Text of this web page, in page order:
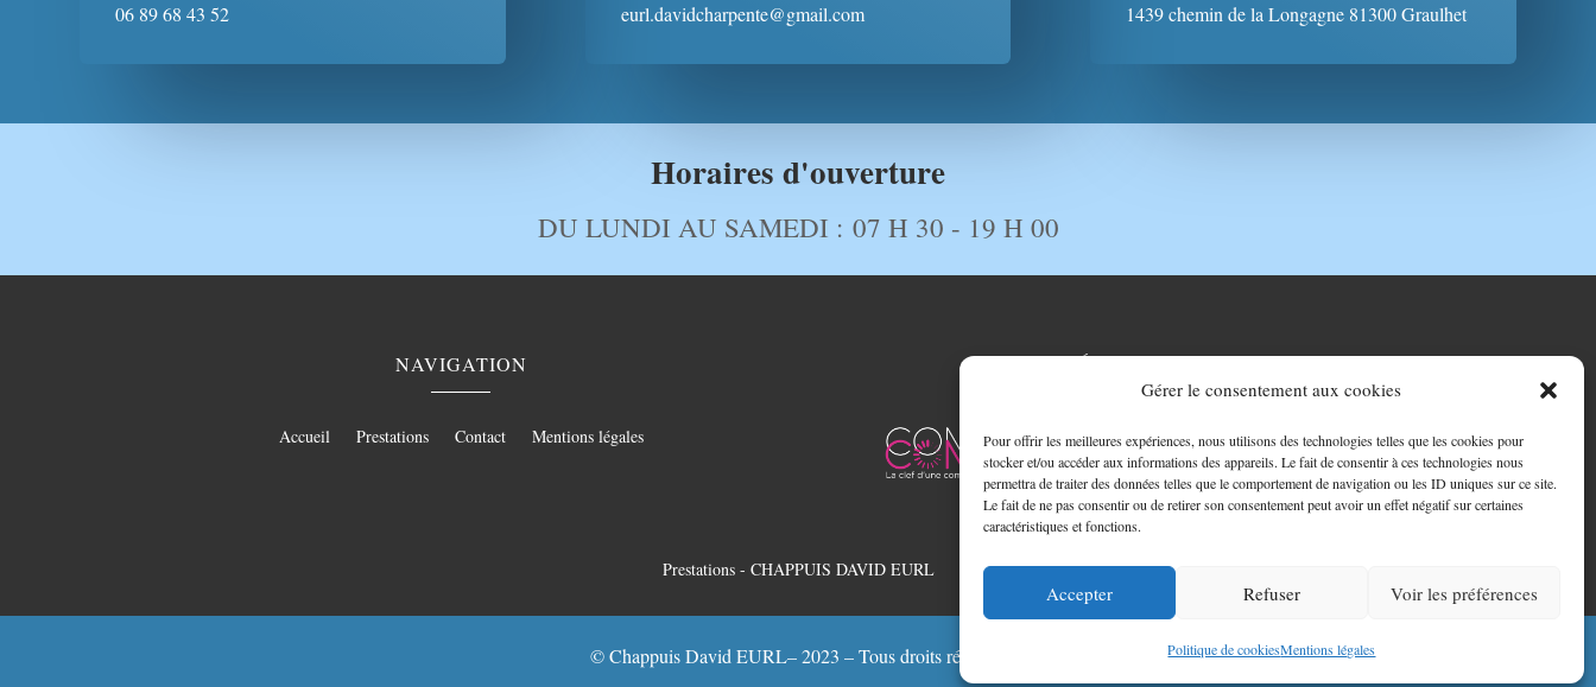
Gérer le consentement aux cookies
Pour offrir les meilleures expériences, nous utilisons des technologies telles que les cookies pour
stocker et/ou accéder aux informations des appareils. Le fait de consentir à ces technologies nous
permettra de traiter des données telles que le comportement de navigation ou les ID uniques sur ce site.
Le fait de ne pas consentir ou de retirer son consentement peut avoir un effet négatif sur certaines
caractéristiques et fonctions.
Accepter Refuser Voir les préférences
Politique de cookiesMentions légales
06 89 68 43 52 eurl.davidcharpente@gmail.com 1439 chemin de la Longagne 81300 Graulhet
Horaires d'ouverture
DU LUNDI AU SAMEDI : 07 H 30 - 19 H 00
NAVIGATION
Accueil Prestations Contact Mentions légales
RÉALISATION
Prestations - CHAPPUIS DAVID EURL
Couverture à Graulhet Couverture à Realmont Couverture à Lavaur Couverture à Gaillac Charpente à Graulhet
Charpente à Gaillac Zinguerie à Graulhet Zinguerie à Realmont Zinguerie à Gaillac
©Chappuis David EURL– 2023 – Tous droits réservés